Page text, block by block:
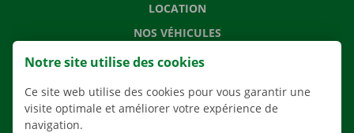
LOCATION
NOS VÉHICULES
NOS SERVICES
APPLI
Notre site utilise des cookies
Ce site web utilise des cookies pour vous garantir une
visite optimale et améliorer votre expérience de
navigation.